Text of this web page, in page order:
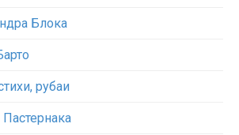
Блока
рубаи